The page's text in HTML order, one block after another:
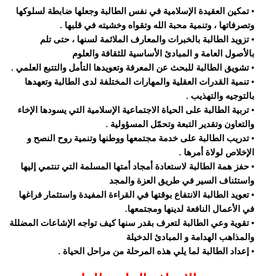
• تمكين العقيدة الإسلامية في نفس الطالبة وجعلها ضابطة لسلوكها
وتصرفاتها ، وتنمية محبة الله وتقواه وخشيته في قلبها .
• تزويد الطالبة بالخبرات والمعارف الملائمة لسنها ، حتى تلم
بالأصول العامة و المبادئ الأساسية للثقافة والعلوم
• تشويق الطالبة للبحث عن المعرفة وتعويدها التأمل والتتبع العلمي .
• تنمية القدرات العقلية والمهارات المختلفة لدى الطالبة وتعهدها
بالتوجيه والتهذيب .
• تربية الطالبة على الحياة الاجتماعية الإسلامية التي يسودها الإخاء
والتعاون وتقدير التبعة وتحمّل المسؤولية .
• تدريب الطالبة على خدمة مجتمعها ووطنها وتنمية روح النصح و
الإخلاص لولاة أمرها .
• حفز همة الطالبة لاستعادة أمجاد أمتها المسلمة التي تنتمي إليها
واستئناف السير في طريق العزة والمجد
• تعويد الطالبة الانتفاع بوقتها في القراءة المفيدة واستثمار فراغها
في الأعمال النافعة لدينها ومجتمعها.
• تقوية وعي الطالبة لتعرف بقدر سنها كيف تواجه الإشاعات المضللة
والمذاهب الهدامة و المبادئ الدخيلة
• إعداد الطالبة لما يلي هذه المرحلة من مراحل الحياة .